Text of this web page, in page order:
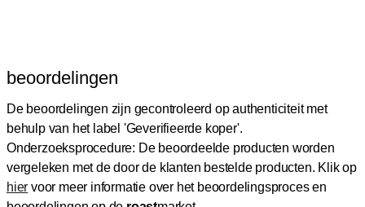
beoordelingen
De beoordelingen zijn gecontroleerd op authenticiteit met
behulp van het label 'Geverifieerde koper'.
Onderzoeksprocedure: De beoordeelde producten worden
vergeleken met de door de klanten bestelde producten. Klik op
hier voor meer informatie over het beoordelingsproces en